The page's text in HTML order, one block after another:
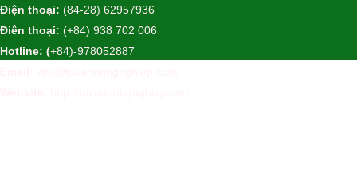
Điện thoại: (84-28) 62957936
Điên thoại: (+84) 938 702 006
Hotline: (+84)-978052887